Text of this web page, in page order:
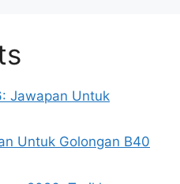
Jawapan Untuk
Untuk Golongan B40